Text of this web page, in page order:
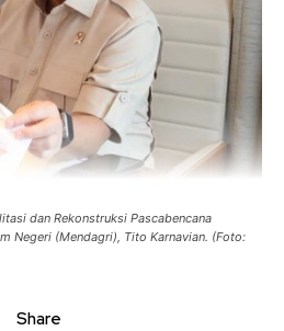
dan Rekonstruksi Pascabencana
Negeri (Mendagri), Tito Karnavian. (Foto:
Share